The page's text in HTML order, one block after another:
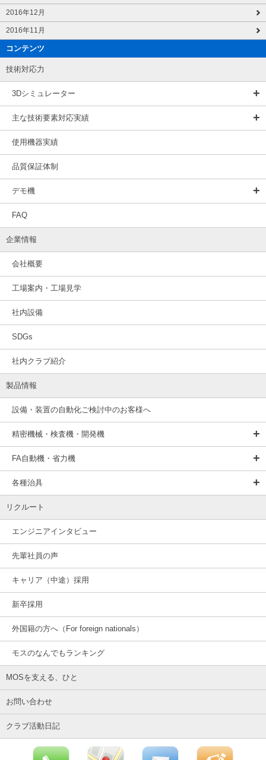
2016年12月
2016年11月
コンテンツ
技術対応力
3Dシミュレーター
主な技術要素対応実績
使用機器実績
品質保証体制
デモ機
FAQ
企業情報
会社概要
工場案内・工場見学
社内設備
SDGs
社内クラブ紹介
製品情報
設備・装置の自動化ご検討中のお客様へ
精密機械・検査機・開発機
FA自動機・省力機
各種治具
リクルート
エンジニアインタビュー
先輩社員の声
キャリア（中途）採用
新卒採用
外国籍の方へ（For foreign nationals）
モスのなんでもランキング
MOSを支える、ひと
お問い合わせ
クラブ活動日記